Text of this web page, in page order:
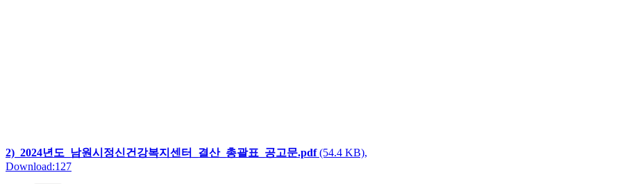
2)_2024년도_남원시정신건강복지센터_결산_총괄표_공고문.pdf(54.4 KB),
Download:127